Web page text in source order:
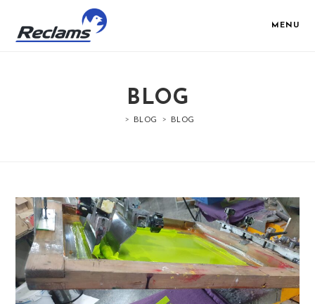
content
MENU
BLOG
> BLOG > BLOG